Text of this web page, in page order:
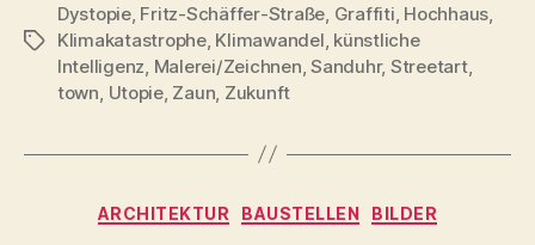
Schlagwörter
Dystopie, Fritz-Schäffer-Straße Graffiti Hochhaus
Klimakatastrophe, Klimawandel künstliche
Intelligenz Malerei/Zeichnen ,Sanduhr, Streetart,
town Utopie, Zaun Zukunft
Kategorien
ARCHITEKTUR BAUSTELLEN BILDER